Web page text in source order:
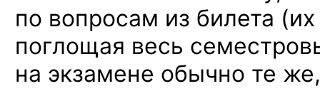
по вопросам из билета
поглощая весь
на экзамене обычно те